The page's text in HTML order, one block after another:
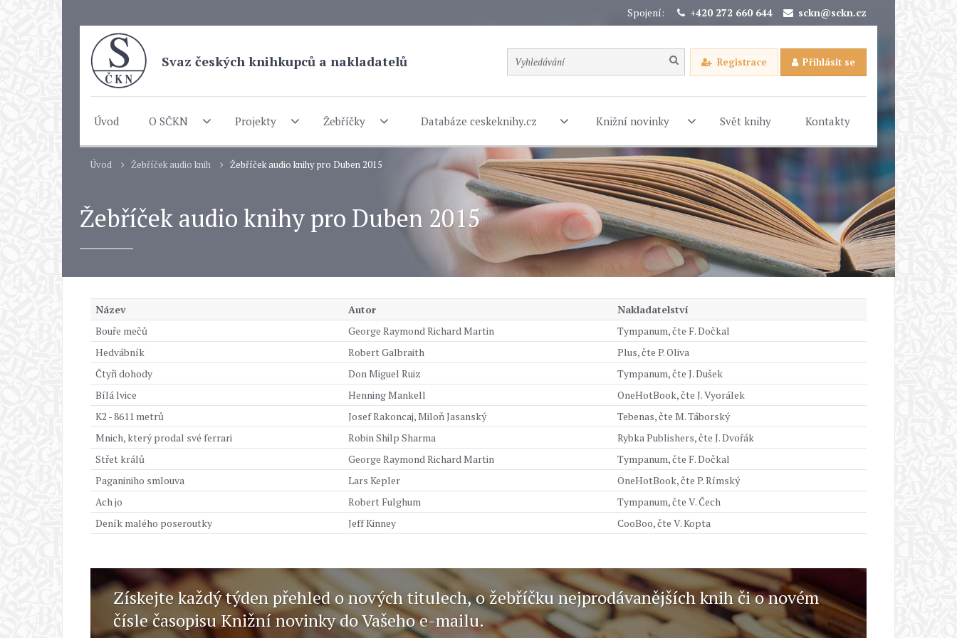
Spojení: +420 272 660 644 sckn@sckn.cz
Svaz českých knihkupců a nakladatelů Registrace Přihlásit se
Úvod O SČKN Projekty Žebříčky Databáze ceskeknihy.cz Knižní novinky Svět knihy Kontakty
Úvod Žebříček audio knih Žebříček audio knihy pro Duben 2015
Žebříček audio knihy pro Duben 2015
Název Autor
Nakladatelství
Bouře mečů
George Raymond Richard Martin
Tympanum, čte F. Dočkal
Hedvábník
Robert Galbraith
Plus, čte P. Oliva
Čtyři dohody
Don Miguel Ruiz
Tympanum, čte J. Dušek
Bílá lvice
Henning Mankell
OneHotBook, čte J. Vyorálek
K2 - 8611 metrů
Josef Rakoncaj, Miloň Jasanský
Tebenas, čte M. Táborský
Mnich, který prodal své ferrari
Robin Shilp Sharma
Rybka Publishers, čte J. Dvořák
Střet králů
George Raymond Richard Martin
Tympanum, čte F. Dočkal
Paganiniho smlouva
Lars Kepler
OneHotBook, čte P. Rímský
Ach jo
Robert Fulghum
Tympanum, čte V. Čech
Deník malého poseroutky
Jeff Kinney CooBoo, čte V. Kopta
Získejte každý týden přehled o nových titulech, o žebříčku nejprodávanějších knih či o novém
čísle časopisu Knižní novinky do Vašeho e-mailu.